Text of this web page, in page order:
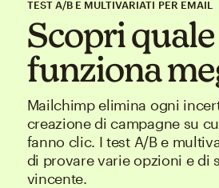
TEST A/B E MULTIVARIATI PER EMAIL
Scopri quale
funziona
Mailchimp elimina ogni
creazione di campagne su
fanno clic. I test A/B e
di provare varie opzioni e di
vincente.